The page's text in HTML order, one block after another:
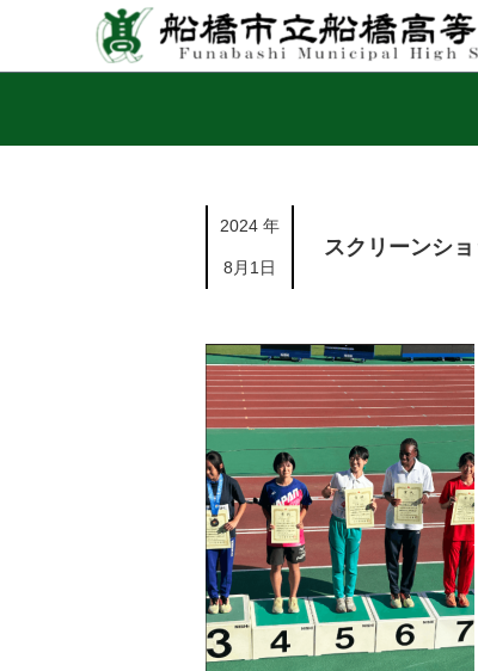
2024 年
8月1日
スクリーンシ